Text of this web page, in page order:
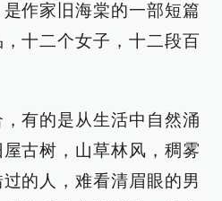
是作家旧海棠的一部短篇
十二个女子，十二段百
有的是从生活中自然涌
古树，山草林风，稠雾
的人，难看清眉眼的男